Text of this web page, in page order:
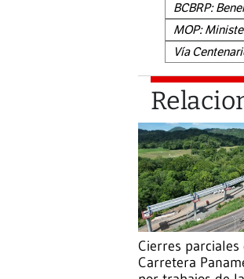
BCBRP:
MOP:
Vía
Cierres parciales
Carretera